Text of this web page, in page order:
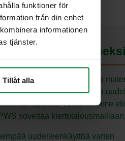
funktioner för
från din enhet
informationen
tjänster.
Tillåt alla
edistämiseksi
kuin kierrätys. PWS: ssä
voidaan vuokrata, käyttää
lopussa. Tuotteidemme
soveltaa
uudelleenkäyttöä varten